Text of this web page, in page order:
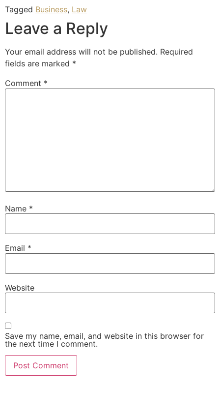
Tagged Business, Law
Leave a Reply
Your email address will not be published. Required
fields are marked *
Comment *
Name *
Email *
Website
Save my name, email, and website in this browser for
the next time I comment.